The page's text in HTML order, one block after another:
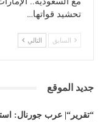
تحشيد قواتها…
السابق التالي
جديد الموقع
“تقرير“| عرب جورنال: